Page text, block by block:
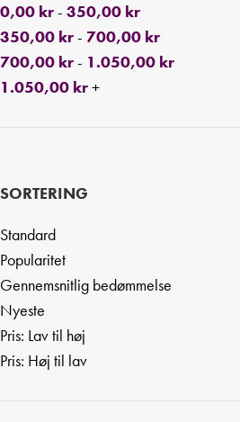
0,00 kr- 350,00 kr
350,00 kr- 700,00 kr
700,00 kr- 1.050,00 kr
1.050,00 kr+
SORTERING
Standard
Popularitet
Gennemsnitlig bedømmelse
Nyeste
Pris: Lav til høj
Pris: Høj til lav